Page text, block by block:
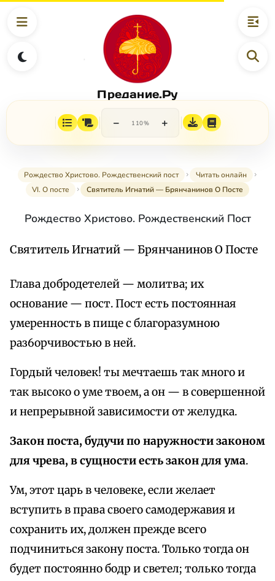
Предание.Ру
− 110% +
Рождество Христово. Рождественский пост
Читать онлайн
VI. О посте
Святитель Игнатий — Брянчанинов О Посте
Рождество Христово. Рождественский Пост
Святитель Игнатий — Брянчанинов О Посте
Глава добродетелей — молитва; их
основание — пост. Пост есть постоянная
умеренность в пище с благоразумною
раз6орчивостью в ней.
Гордый человек! ты мечтаешь так много и
так высоко о уме твоем, а он — в совершенной
и непрерывной зависимости от желудка.
Закон поста, будучи по наружности законом
для чрева, в сущности есть закон для ума.
Ум, этот царь в человеке, если желает
вступить в права своего самодержавия и
сохранить их, должен прежде всего
подчиниться закону поста. Только тогда он
будет постоянно бодр и светел; только тогда